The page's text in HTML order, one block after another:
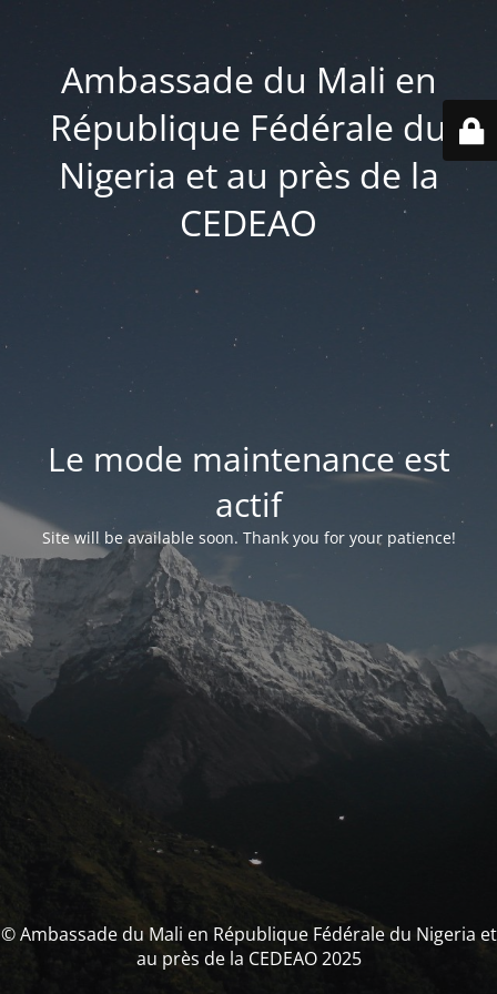
Ambassade du Mali en
République Fédérale du
Nigeria et au près de la
CEDEAO
Le mode maintenance est
actif
Site will be available soon. Thank you for your patience!
© Ambassade du Mali en République Fédérale du Nigeria et
au près de la CEDEAO 2025